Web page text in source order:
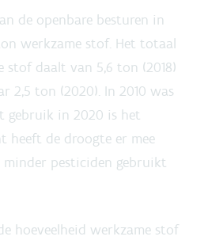
de openbare besturen in
werkzame stof. Het totaal
stof daalt van 5,6 ton (2018)
2,5 ton (2020). In 2010 was
gebruik in 2020 is het
heeft de droogte er mee
minder pesticiden gebruikt
hoeveelheid werkzame stof